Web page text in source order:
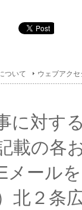
ついて ウェブアク
に対す
載の各
メール
北２条